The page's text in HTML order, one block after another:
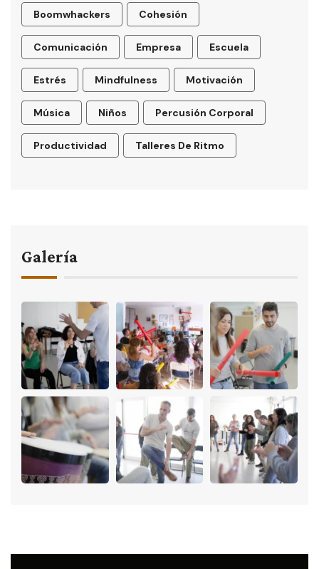
Boomwhackers Cohesión
Comunicación Empresa Escuela
Estrés Mindfulness Motivación
Música Niños Percusión Corporal
Productividad Talleres De Ritmo
Galería